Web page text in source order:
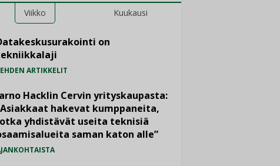
Viikko Kuukausi
on
ARTIKKELIT
Hacklin Cervin yrityskaupasta:
hakevat kumppaneita,
yhdistävät useita teknisiä
saman katon alle”